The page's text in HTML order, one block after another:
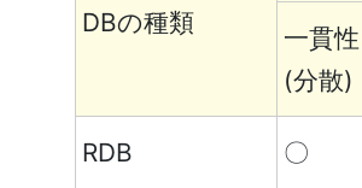
DBの種類
一貫性
(分散)
RDB 〇